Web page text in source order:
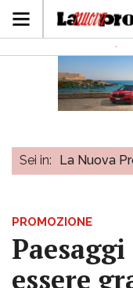
Sei in: La Nuova
PROMOZIONE
essere